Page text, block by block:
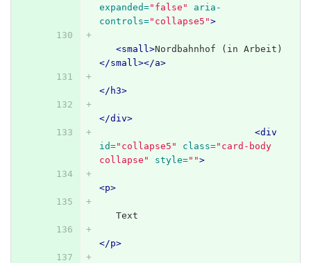
expanded="false"
aria-
controls="collapse5">
<small>Nordbahnhof (in Arbeit)
</small></a>
</h3>
</div>
<div
id="collapse5" class="card-body
collapse"
style="">
<p>
   Text
</p>